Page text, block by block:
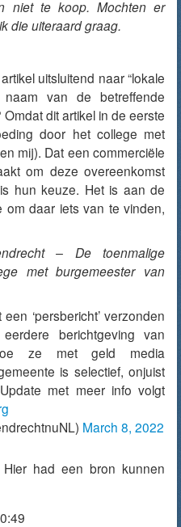
niet te koop. Mochten er
die uiteraard graag.
uitsluitend naar “lokale
van de betreffende
dit artikel in de eerste
door het college met
mij). Dat een commerciële
om deze overeenkomst
hun keuze. Het is aan de
om daar iets van te vinden,
– De toenmalige
met burgemeester van
‘persbericht’ verzonden
berichtgeving van
ze met geld media
is selectief, onjuist
met meer info volgt
March 8, 2022
Hier had een bron kunnen